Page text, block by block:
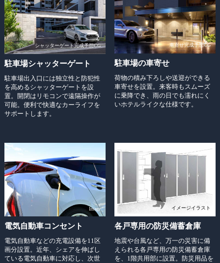
シャッターゲート完成予想CG
駐車場シャッターゲート
駐車場出入口には独立性と防犯性
を高めるシャッターゲートを設
置。開閉はリモコンで遠隔操作が
可能。便利で快適なカーライフを
サポートします。
車寄せ完成予想CG
駐車場の車寄せ
荷物の積み下ろしや送迎ができる
車寄せを設置。来客時もスムーズ
に乗降でき、雨の日でも濡れにく
いホテルライクな仕様です。
Image
電気自動車コンセント
電気自動車などの充電設備を11区
画分設置。近年、シェアを伸ばし
ている電気自動車に対応し、次世
イメージイラスト
各戸専用の防災備蓄倉庫
地震や台風など、万一の災害に備
えられる各戸専用の防災備蓄倉庫
を、1階共用部に設置。防災用品を